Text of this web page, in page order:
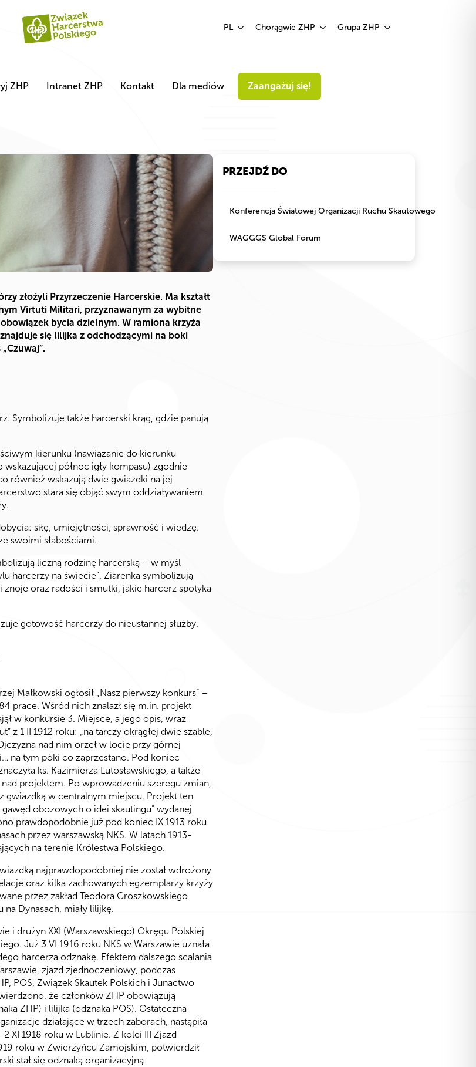
PL Chorągwie ZHP Grupa ZHP
ZHP Intranet ZHP Kontakt Dla mediów Zaangażuj się!
złożyli Przyrzeczenie Harcerskie. Ma kształt
Virtuti Militari, przyznawanym za wybitne
bycia dzielnym. W ramiona krzyża
się lilijka z odchodzącymi na boki
Symbolizuje także harcerski krąg, gdzie panują
kierunku (nawiązanie do kierunku
północ igły kompasu) zgodnie
również wskazują dwie gwiazdki na jej
stara się objąć swym oddziaływaniem
siłę, umiejętności, sprawność i wiedzę.
swoimi słabościami.
liczną rodzinę harcerską – w myśl
harcerzy na świecie”. Ziarenka symbolizują
oraz radości i smutki, jakie harcerz spotyka
gotowość harcerzy do nieustannej służby.
Małkowski ogłosił „Nasz pierwszy konkurs” –
prace. Wśród nich znalazł się m.in. projekt
w konkursie 3. Miejsce, a jego opis, wraz
z 1 II 1912 roku: „na tarczy okrągłej dwie szable,
nad nim orzeł w locie przy górnej
i… na tym póki co zaprzestano. Pod koniec
ks. Kazimierza Lutosławskiego, a także
projektem. Po wprowadzeniu szeregu zmian,
gwiazdką w centralnym miejscu. Projekt ten
gawęd obozowych o idei skautingu” wydanej
prawdopodobnie już pod koniec IX 1913 roku
przez warszawską NKS. W latach 1913-
na terenie Królestwa Polskiego.
najprawdopodobniej nie został wdrożony
oraz kilka zachowanych egzemplarzy krzyży
przez zakład Teodora Groszkowskiego
Dynasach, miały lilijkę.
i drużyn XXI (Warszawskiego) Okręgu Polskiej
Już 3 VI 1916 roku NKS w Warszawie uznała
harcerza odznakę. Efektem dalszego scalania
zjazd zjednoczeniowy, podczas
POS, Związek Skautek Polskich i Junactwo
że członków ZHP obowiązują
ZHP) i lilijka (odznaka POS). Ostateczna
działające w trzech zaborach, nastąpiła
XI 1918 roku w Lublinie. Z kolei III Zjazd
roku w Zwierzyńcu Zamojskim, potwierdził
stał się odznaką organizacyjną
PRZEJDŹ DO
Konferencja Światowej Organizacji Ruchu Skautowego
WAGGGS Global Forum